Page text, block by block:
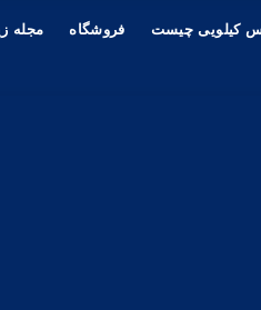
کیلویی چیست فروشگاه مجله